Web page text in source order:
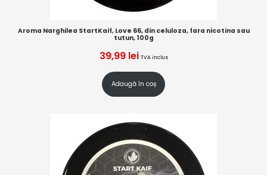
Aroma Narghilea StartKaif, Love 66, din celuloza, fara nicotina sau
tutun, 100g
39,99 lei TVA inclus
Adaugă în coș